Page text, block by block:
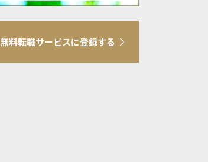
無料転職サービスに登録する